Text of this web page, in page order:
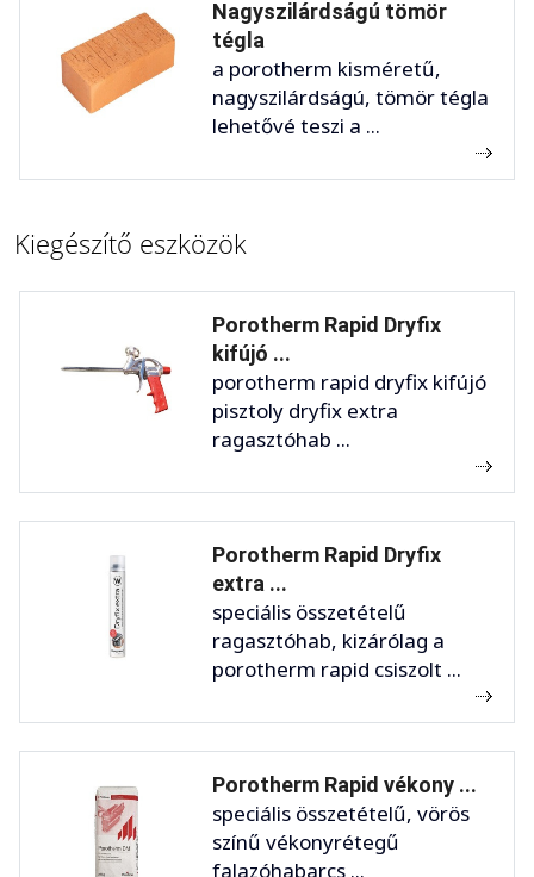
Nagyszilárdságú tömör
tégla
a porotherm kisméretű,
nagyszilárdságú, tömör tégla
lehetővé teszi a ...
Kiegészítő eszközök
Porotherm Rapid Dryfix
kifújó ...
porotherm rapid dryfix kifújó
pisztoly dryfix extra
ragasztóhab ...
Porotherm Rapid Dryfix
extra ...
speciális összetételű
ragasztóhab, kizárólag a
porotherm rapid csiszolt ...
Porotherm Rapid vékony ...
speciális összetételű, vörös
színű vékonyrétegű
falazóhabarcs ...